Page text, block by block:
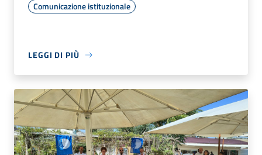
Comunicazione istituzionale
LEGGI DI PIÙ